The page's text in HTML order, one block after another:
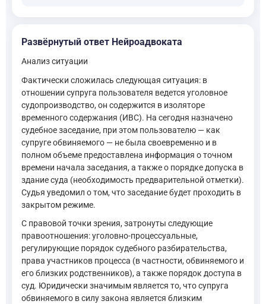
Развёрнутый ответ Нейроадвоката
Анализ ситуации
Фактически сложилась следующая ситуация: в
отношении супруга пользователя ведется уголовное
судопроизводство, он содержится в изоляторе
временного содержания (ИВС). На сегодня назначено
судебное заседание, при этом пользователю — как
супруге обвиняемого — не была своевременно и в
полном объеме предоставлена информация о точном
времени начала заседания, а также о порядке допуска в
здание суда (необходимость предварительной отметки).
Судья уведомил о том, что заседание будет проходить в
закрытом режиме.
С правовой точки зрения, затронуты следующие
правоотношения: уголовно-процессуальные,
регулирующие порядок судебного разбирательства,
права участников процесса (в частности, обвиняемого и
его близких родственников), а также порядок доступа в
суд. Юридически значимым является то, что супруга
обвиняемого в силу закона является близким